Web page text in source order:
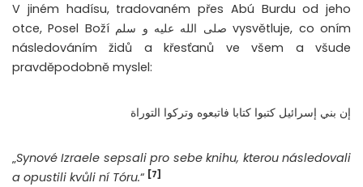
V jiném hadísu, tradovaném přes Abú Burdu od jeho
otce, Posel Boží صلى الله عليه و سلم vysvětluje, co oním
následováním židů a křesťanů ve všem a všude
pravděpodobně myslel:
إن بني إسرائيل كتبوا كتابا فاتبعوه وتركوا التوراة
„Synové Izraele sepsali pro sebe knihu, kterou následovali
a opustili kvůli ní Tóru.“ [7]